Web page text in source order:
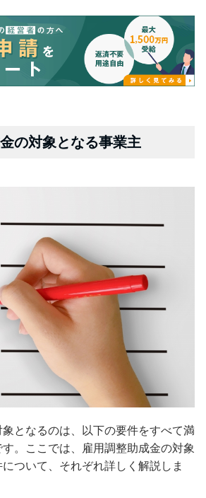
の対象となる事業主
となるのは、以下の要件をすべて満
。ここでは、雇用調整助成金の対象
ついて、それぞれ詳しく解説しま